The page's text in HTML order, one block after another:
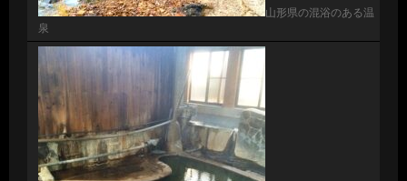
山形県の混浴のある温
泉